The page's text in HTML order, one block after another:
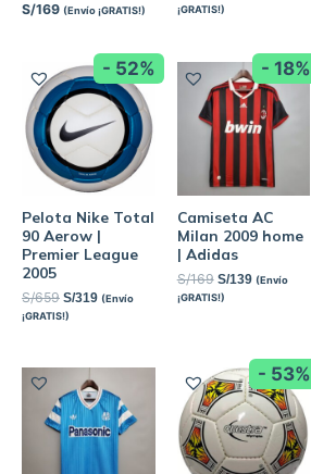
S/169 (Envío ¡GRATIS!)
¡GRATIS!)
- 52%
Pelota Nike Total
90 Aerow |
Premier League
2005
S/659 S/319 (Envío
¡GRATIS!)
- 18%
Camiseta AC
Milan 2009 home
| Adidas
S/169 S/139 (Envío
¡GRATIS!)
- 53%